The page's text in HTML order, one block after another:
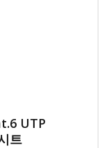
UTP
트